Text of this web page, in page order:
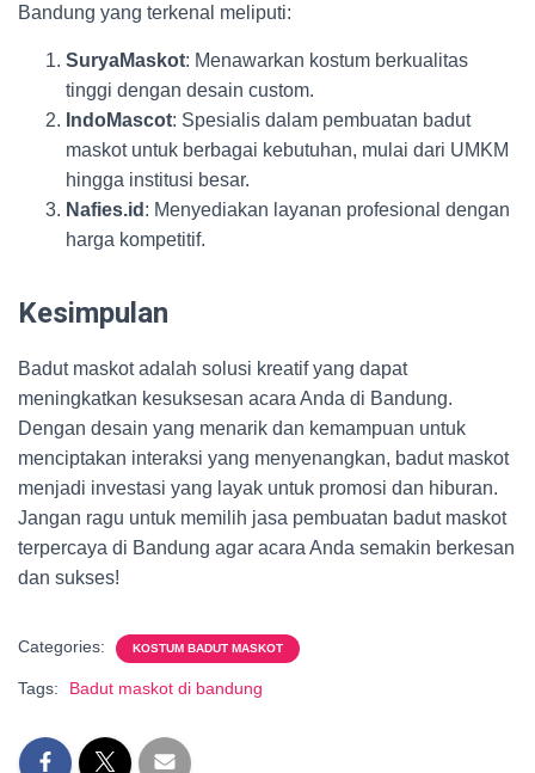
Bandung yang terkenal meliputi:
SuryaMaskot: Menawarkan kostum berkualitas
tinggi dengan desain custom.
IndoMascot: Spesialis dalam pembuatan badut
maskot untuk berbagai kebutuhan, mulai dari UMKM
hingga institusi besar.
Nafies.id : Menyediakan layanan profesional dengan
harga kompetitif.
Kesimpulan
Badut maskot adalah solusi kreatif yang dapat
meningkatkan kesuksesan acara Anda di Bandung.
Dengan desain yang menarik dan kemampuan untuk
menciptakan interaksi yang menyenangkan, badut maskot
menjadi investasi yang layak untuk promosi dan hiburan.
Jangan ragu untuk memilih jasa pembuatan badut maskot
terpercaya di Bandung agar acara Anda semakin berkesan
dan sukses!
Categories: KOSTUM BADUT MASKOT
Tags: Badut maskot di bandung